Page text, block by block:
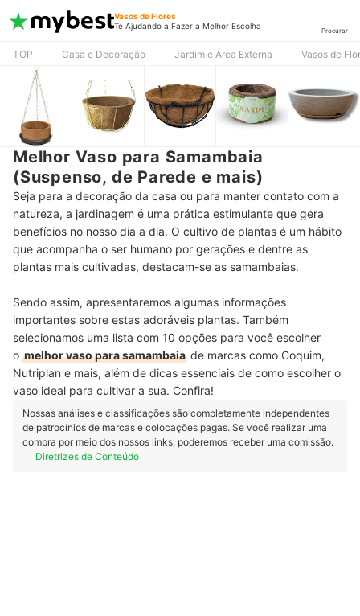
Vasos de Flores
Te Ajudando a Fazer a Melhor Escolha
Procurar
TOP Casa e Decoração Jardim e Área Externa Vasos de
Melhor Vaso para Samambaia
(Suspenso, de Parede e mais)
Seja para a decoração da casa ou para manter contato com a
natureza, a jardinagem é uma prática estimulante que gera
benefícios no nosso dia a dia. O cultivo de plantas é um hábito
que acompanha o ser humano por gerações e dentre as
plantas mais cultivadas, destacam-se as samambaias.
Sendo assim, apresentaremos algumas informações
importantes sobre estas adoráveis plantas. Também
selecionamos uma lista com 10 opções para você escolher
o melhor vaso para samambaia de marcas como Coquim,
Nutriplan e mais, além de dicas essenciais de como escolher o
vaso ideal para cultivar a sua. Confira!
Nossas análises e classificações são completamente independentes
de patrocínios de marcas e colocações pagas. Se você realizar uma
compra por meio dos nossos links, poderemos receber uma comissão.
Diretrizes de Conteúdo